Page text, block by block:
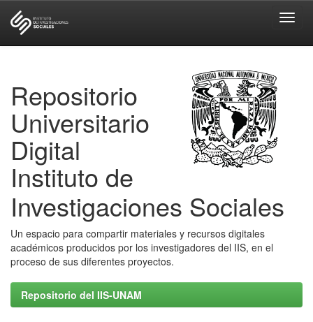
Repositorio
Universitario
Digital
Instituto de
Investigaciones Sociales
Un espacio para compartir materiales y recursos digitales
académicos producidos por los investigadores del IIS, en el
proceso de sus diferentes proyectos.
Repositorio del IIS-UNAM